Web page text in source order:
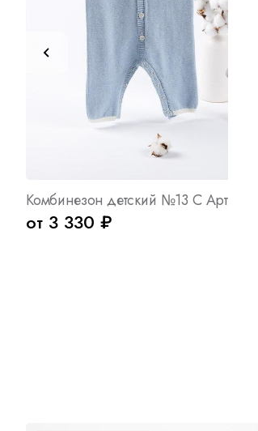
Комбинезон детский №13 С Арт. 8043
от 3 330 ₽